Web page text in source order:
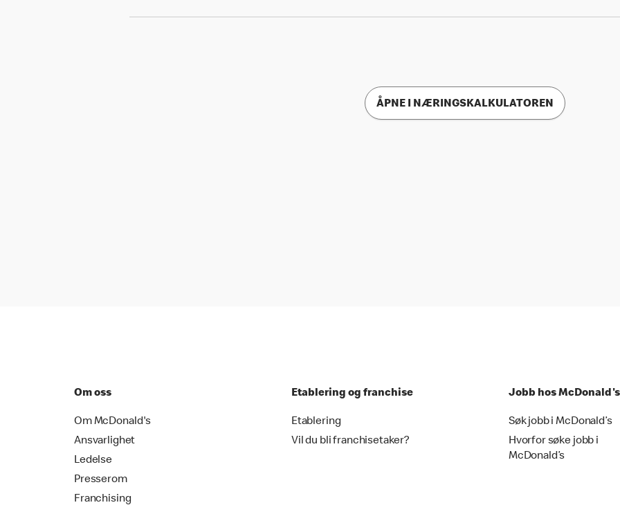
ÅPNE I NÆRINGSKALKULATOREN
Om oss
Om McDonald's
Ansvarlighet
Ledelse
Presserom
Franchising
Etablering og franchise
Etablering
Vil du bli franchisetaker?
Jobb hos McDonald's
Søk jobb i McDonald’s
Hvorfor søke jobb i
McDonald’s